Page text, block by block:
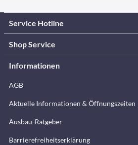
Service Hotline
Shop Service
Informationen
AGB
Aktuelle Informationen & Öffnungszeiten
Ausbau-Ratgeber
Barrierefreiheitserklärung